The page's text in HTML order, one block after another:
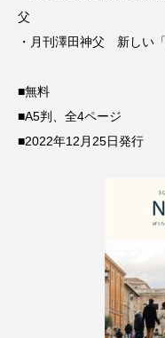
父
・月刊澤田神父 新しい
■無料
■A5判、全4ページ
■2022年12月25日発行